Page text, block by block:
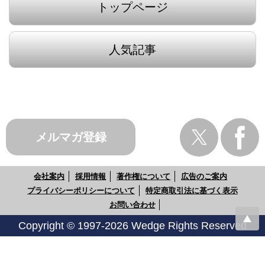
トップページ
人気記事
メルマガ登録
会社案内 採用情報 著作権について
広告のご案内
プライバシーポリシーについて
特定商取引法に基づく表示
お問い合わせ
Copyright © 1997-2026 Wedge Rights Reserved